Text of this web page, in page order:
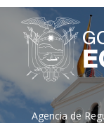
Agencia de